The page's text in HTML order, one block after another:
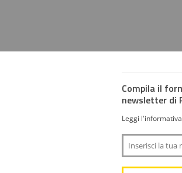
Compila il
newsletter di
Leggi